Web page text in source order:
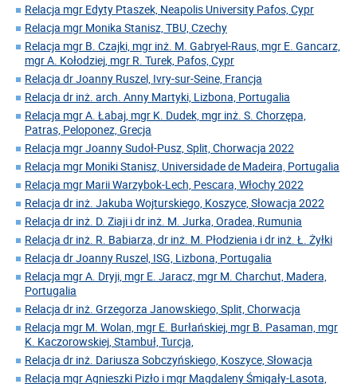
Relacja mgr Edyty Ptaszek, Neapolis University Pafos, Cypr
Relacja mgr Monika Stanisz, TBU, Czechy
Relacja mgr B. Czajki, mgr inż. M. Gabryel-Raus, mgr E. Gancarz,
mgr A. Kołodziej, mgr R. Turek, Pafos, Cypr
Relacja dr Joanny Ruszel, Ivry-sur-Seine, Francja
Relacja dr inż. arch. Anny Martyki, Lizbona, Portugalia
Relacja mgr A. Łabaj, mgr K. Dudek, mgr inż. S. Chorzępa,
Patras, Peloponez, Grecja
Relacja mgr Joanny Sudoł-Pusz, Split, Chorwacja 2022
Relacja mgr Moniki Stanisz, Universidade de Madeira, Portugalia
Relacja mgr Marii Warzybok-Lech, Pescara, Włochy 2022
Relacja dr inż. Jakuba Wojturskiego, Koszyce, Słowacja 2022
Relacja dr inż. D. Ziaji i dr inż. M. Jurka, Oradea, Rumunia
Relacja dr inż. R. Babiarza, dr inż. M. Płodzienia i dr inż. Ł. Żyłki
Relacja dr Joanny Ruszel, ISG, Lizbona, Portugalia
Relacja mgr A. Dryji, mgr E. Jaracz, mgr M. Charchut, Madera,
Portugalia
Relacja dr inż. Grzegorza Janowskiego, Split, Chorwacja
Relacja mgr M. Wolan, mgr E. Burłańskiej, mgr B. Pasaman, mgr
K. Kaczorowskiej, Stambuł, Turcja,
Relacja dr inż. Dariusza Sobczyńskiego, Koszyce, Słowacja
Relacja mgr Agnieszki Pizło i mgr Magdaleny Śmigały-Lasota,